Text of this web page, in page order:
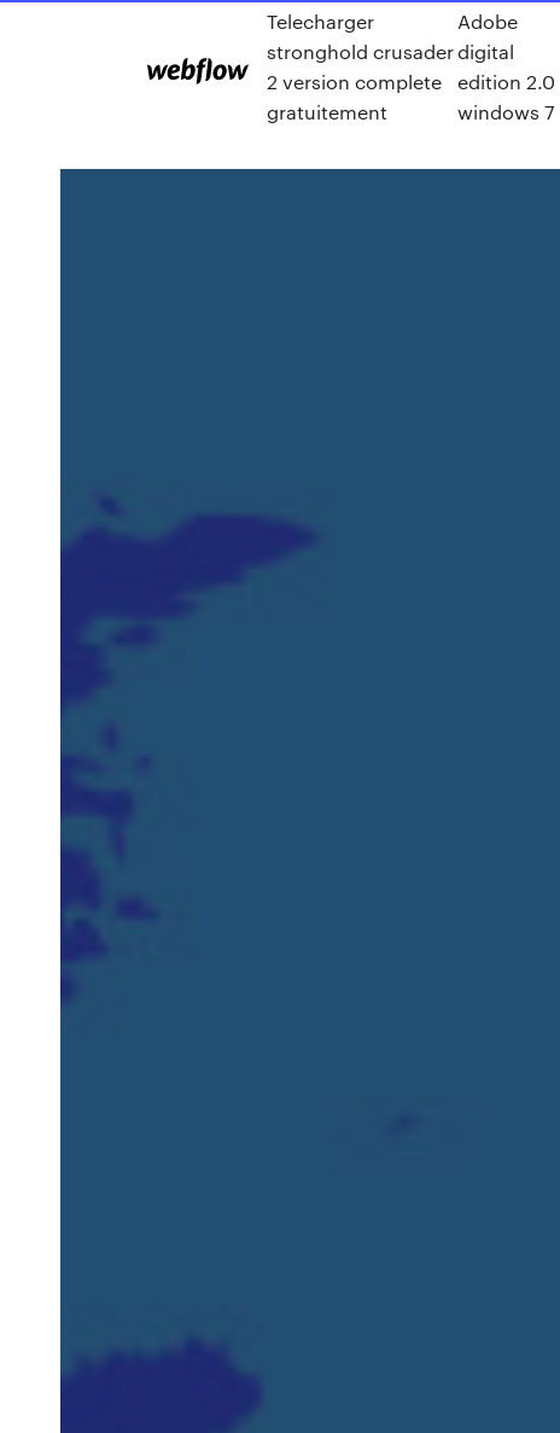
Telecharger
stronghold crusader
2 version complete
gratuitement
Adobe
digital
edition 2.0
windows 7